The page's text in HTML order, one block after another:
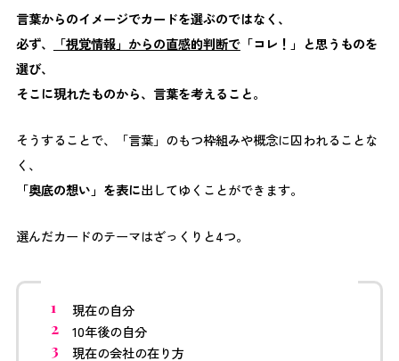
言葉からのイメージでカードを選ぶのではなく、
必ず、
「視覚情報」からの直感的判断で「コレ！」と思うものを
選び、
そこに現れたものから、言葉を考えること。
そうすることで、「言葉」のもつ枠組みや概念に囚われることな
く、
「奥底の想い」を表に出してゆくことができます。
選んだカードのテーマはざっくりと4つ。
現在の自分
10年後の自分
現在の会社の在り方